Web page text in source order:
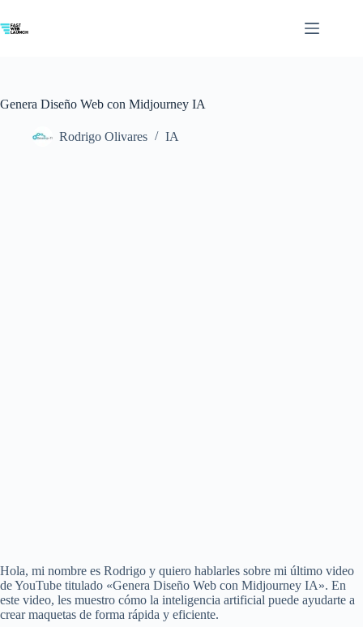
al
contenido
Genera Diseño Web con Midjourney IA
Rodrigo Olivares IA
Hola, mi nombre es Rodrigo y quiero hablarles sobre mi último video
de YouTube titulado «Genera Diseño Web con Midjourney IA». En
este video, les muestro cómo la inteligencia artificial puede ayudarte a
crear maquetas de forma rápida y eficiente.